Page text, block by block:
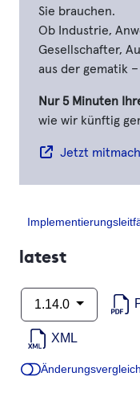
Sie brauchen.
Ob Industrie,
Gesellschafter,
aus der gematik
Nur 5 Minuten
wie wir künftig
Jetzt
latest
1.14.0
XML
Änderungsvergleich